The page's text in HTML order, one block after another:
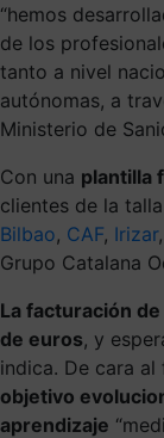
“hemos
de los
tanto a nivel
autónomas, a
Ministerio de
Con una plantilla
clientes de la
Bilbao, CAF, Irizar,
Grupo Catalana
La facturación
de euros, y
indica. De cara
objetivo
aprendizaje